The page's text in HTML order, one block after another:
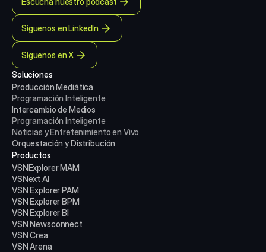
Síguenos en LinkedIn
Síguenos en X
Soluciones
Producción Mediática
Programación Inteligente
Intercambio de Medios
Programación Inteligente
Noticias y Entretenimiento en Vivo
Orquestación y Distribución
Productos
VSNExplorer MAM
VSNext AI
VSN Explorer PAM
VSN Explorer BPM
VSN Explorer BI
VSN Newsconnect
VSN Crea
VSN Arena